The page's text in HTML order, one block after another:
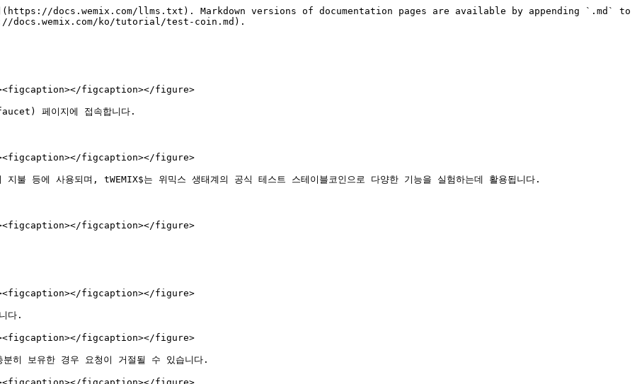
docs.wemix.com/llms.txt). Markdown versions of documentation pages are available by appending `.md` to
docs.wemix.com/ko/tutorial/test-coin.md).
figcaption></figure>
페이지에 접속합니다.
figcaption></figure>
불 등에 사용되며, tWEMIX$는 위믹스 생태계의 공식 테스트 스테이블코인으로 다양한 기능을 실험하는데 활용됩니다.
figcaption></figure>
figcaption></figure>
다.
figcaption></figure>
히 보유한 경우 요청이 거절될 수 있습니다.